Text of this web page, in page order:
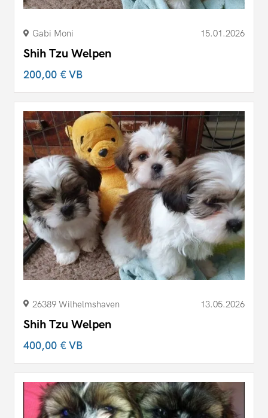
Gabi Moni 15.01.2026
Shih Tzu Welpen
200,00 €VB
26389 Wilhelmshaven 13.05.2026
Shih Tzu Welpen
400,00 €VB